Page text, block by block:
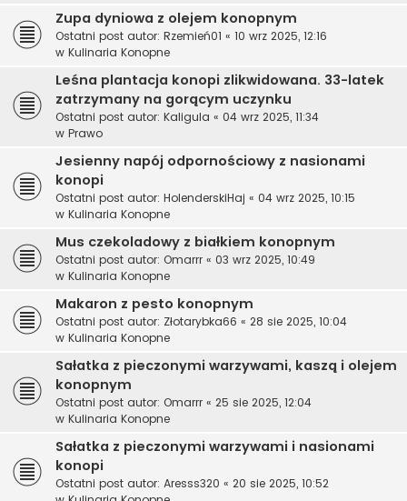
Zupa dyniowa z olejem konopnym
Ostatni post autor: Rzemień01 « 10 wrz 2025, 12:16
w Kulinaria Konopne
Leśna plantacja konopi zlikwidowana. 33-latek
zatrzymany na gorącym uczynku
Ostatni post autor: Kaligula « 04 wrz 2025, 11:34
w Prawo
Jesienny napój odpornościowy z nasionami
konopi
Ostatni post autor: HolenderskiHaj « 04 wrz 2025, 10:15
w Kulinaria Konopne
Mus czekoladowy z białkiem konopnym
Ostatni post autor: Omarrr « 03 wrz 2025, 10:49
w Kulinaria Konopne
Makaron z pesto konopnym
Ostatni post autor: Złotarybka66 « 28 sie 2025, 10:04
w Kulinaria Konopne
Sałatka z pieczonymi warzywami, kaszą i olejem
konopnym
Ostatni post autor: Omarrr « 25 sie 2025, 12:04
w Kulinaria Konopne
Sałatka z pieczonymi warzywami i nasionami
konopi
Ostatni post autor: Aresss320 « 20 sie 2025, 10:52